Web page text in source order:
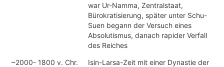
war Ur-Namma, Zentralstaat,
Bürokratisierung, später unter Schu-
Suen begann der Versuch eines
Absolutismus, danach rapider Verfall
des Reiches
~2000- 1800 v. Chr.
Isin-Larsa-Zeit mit einer Dynastie der